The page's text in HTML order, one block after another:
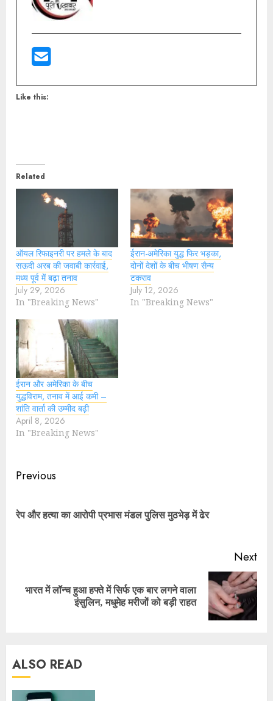
Like this:
Related
ऑयल रिफाइनरी पर हमले के बाद
सऊदी अरब की जवाबी कार्रवाई,
मध्य पूर्व में बढ़ा तनाव
July 29, 2026
In "Breaking News"
ईरान-अमेरिका युद्ध फिर भड़का,
दोनों देशों के बीच भीषण सैन्य
टकराव
July 12, 2026
In "Breaking News"
ईरान और अमेरिका के बीच
युद्धविराम, तनाव में आई कमी –
शांति वार्ता की उम्मीद बढ़ी
April 8, 2026
In "Breaking News"
Previous
रेप और हत्या का आरोपी प्रभास मंडल पुलिस मुठभेड़ में ढेर
Next
भारत में लॉन्च हुआ हफ्ते में सिर्फ एक बार लगने वाला
इंसुलिन, मधुमेह मरीजों को बड़ी राहत
ALSO READ